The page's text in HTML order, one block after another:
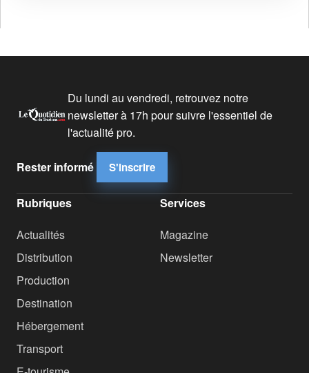
Du lundi au vendredi, retrouvez notre
newsletter à 17h pour suivre l'essentiel de
l'actualité pro.
Rester informé S'inscrire
Rubriques
Actualités
Distribution
Production
Destination
Hébergement
Transport
Services
Magazine
Newsletter